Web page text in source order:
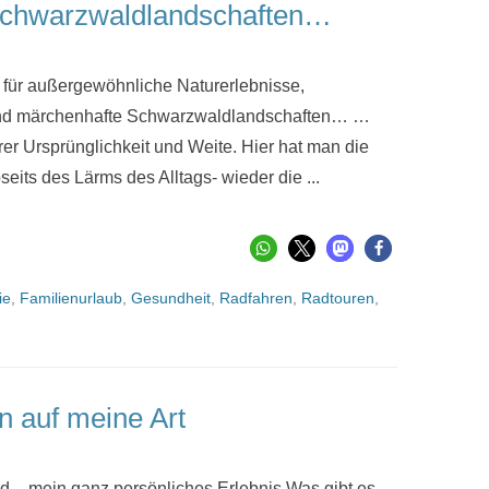
außergewöhnliche Naturerlebnisse,
märchenhafte Schwarzwaldlandschaften… …
Ursprünglichkeit und Weite. Hier hat man die
des Lärms des Alltags- wieder die ...
Familienurlaub Gesundheit Radfahren Radtouren
auf meine Art